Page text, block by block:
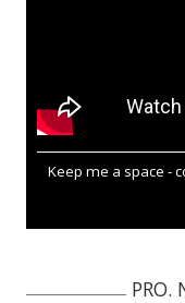
Keep me a space -
PRO.